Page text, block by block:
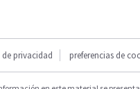
privacidad preferencias de